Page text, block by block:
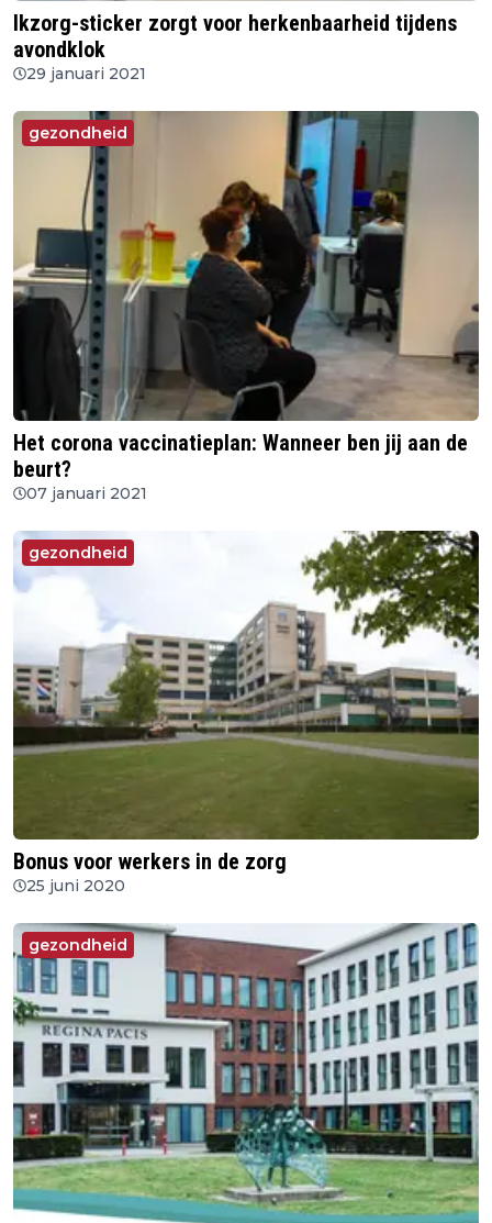
Ikzorg-sticker zorgt voor herkenbaarheid tijdens
avondklok
29 januari 2021
gezondheid
Het corona vaccinatieplan: Wanneer ben jij aan de
beurt?
07 januari 2021
gezondheid
Bonus voor werkers in de zorg
25 juni 2020
gezondheid